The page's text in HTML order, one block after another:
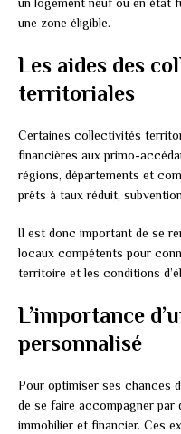
une zone éligible.
Les aides des
territoriales
Certaines collectivités
financières aux primo-
régions, départements et
prêts à taux réduit,
Il est donc important de se
locaux compétents pour
territoire et les conditions
L’importance
personnalisé
Pour optimiser ses chances
de se faire accompagner par
immobilier et financier. Ces